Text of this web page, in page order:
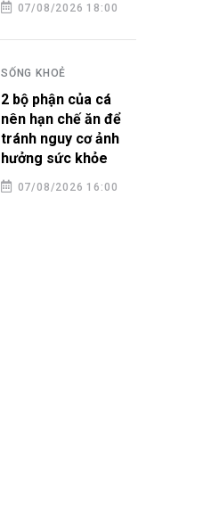
07/08/2026 18:00
SỐNG KHOẺ
2 bộ phận của cá
nên hạn chế ăn để
tránh nguy cơ ảnh
hưởng sức khỏe
07/08/2026 16:00